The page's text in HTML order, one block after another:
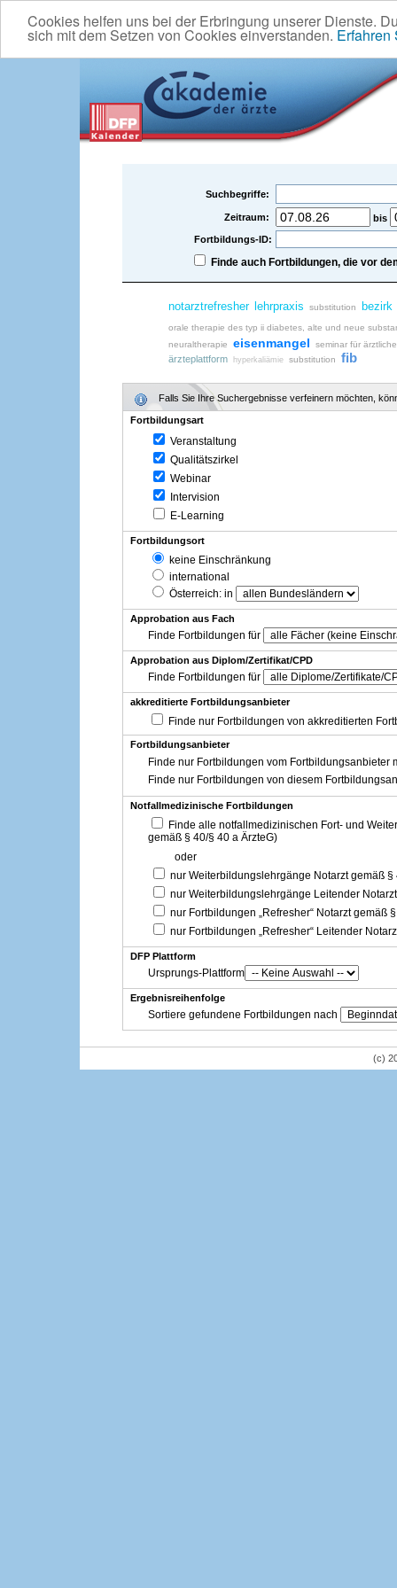
Cookies helfen uns bei der Erbringung unserer Dienste.
sich mit dem Setzen von Cookies einverstanden. Erfahren
Suchbegriffe:
Zeitraum:
bis
Fortbildungs-ID:
Finde auch Fortbildungen, die vor
notarztrefresher lehrpraxis substitution bezirk
orale therapie des typ ii diabetes, alte und neue
neuraltherapie
eisenmangel seminar für
ärzteplattform hyperkaliämie substitution fib
Falls Sie Ihre Suchergebnisse verfeinern möchten,
Fortbildungsart
Veranstaltung
Qualitätszirkel
Webinar
Intervision
E-Learning
Fortbildungsort
keine Einschränkung
international
Österreich: in
Approbation aus Fach
Finde Fortbildungen für
Approbation aus Diplom/Zertifikat/CPD
Finde Fortbildungen für
akkreditierte Fortbildungsanbieter
Finde nur Fortbildungen von akkreditierten
Fortbildungsanbieter
Finde nur Fortbildungen vom Fortbildungsanbieter
Finde nur Fortbildungen von diesem
Notfallmedizinische Fortbildungen
Finde alle notfallmedizinischen Fort- und
gemäß § 40/§ 40 a ÄrzteG)
oder
nur Weiterbildungslehrgänge Notarzt gemäß §
nur Weiterbildungslehrgänge Leitender
nur Fortbildungen „Refresher“ Notarzt gemäß
nur Fortbildungen „Refresher“ Leitender
DFP Plattform
Ursprungs-Plattform
Ergebnisreihenfolge
Sortiere gefundene Fortbildungen nach
(c)